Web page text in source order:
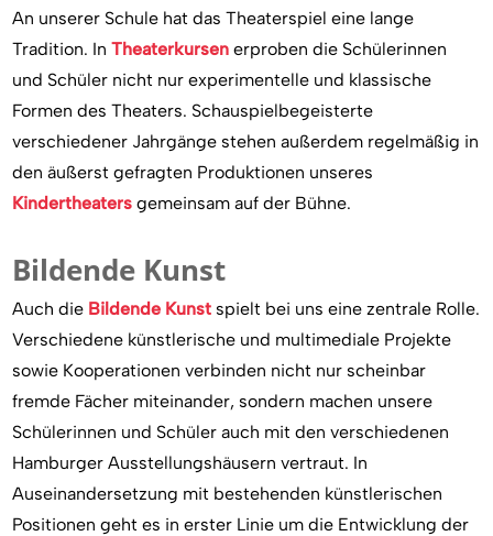
An unserer Schule hat das Theaterspiel eine lange
Tradition. InTheaterkursen erproben die Schülerinnen
und Schüler nicht nur experimentelle und klassische
Formen des Theaters. Schauspielbegeisterte
verschiedener Jahrgänge stehen außerdem regelmäßig in
den äußerst gefragten Produktionen unseres
Kindertheaters gemeinsam auf der Bühne.
Bildende Kunst
Auch die Bildende Kunst spielt bei uns eine zentrale Rolle.
Verschiedene künstlerische und multimediale Projekte
sowie Kooperationen verbinden nicht nur scheinbar
fremde Fächer miteinander, sondern machen unsere
Schülerinnen und Schüler auch mit den verschiedenen
Hamburger Ausstellungshäusern vertraut. In
Auseinandersetzung mit bestehenden künstlerischen
Positionen geht es in erster Linie um die Entwicklung der